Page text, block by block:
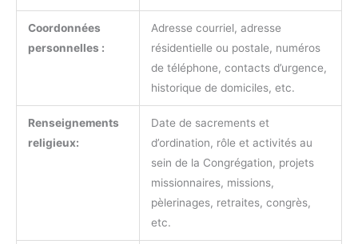
Coordonnées
personnelles :
Adresse courriel, adresse
résidentielle ou postale, numéros
de téléphone, contacts d’urgence,
historique de domiciles, etc.
Renseignements
religieux:
Date de sacrements et
d’ordination, rôle et activités au
sein de la Congrégation, projets
missionnaires, missions,
pèlerinages, retraites, congrès,
etc.